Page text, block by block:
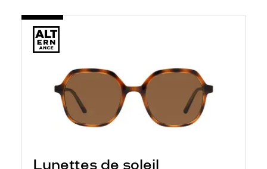
Lunettes de soleil